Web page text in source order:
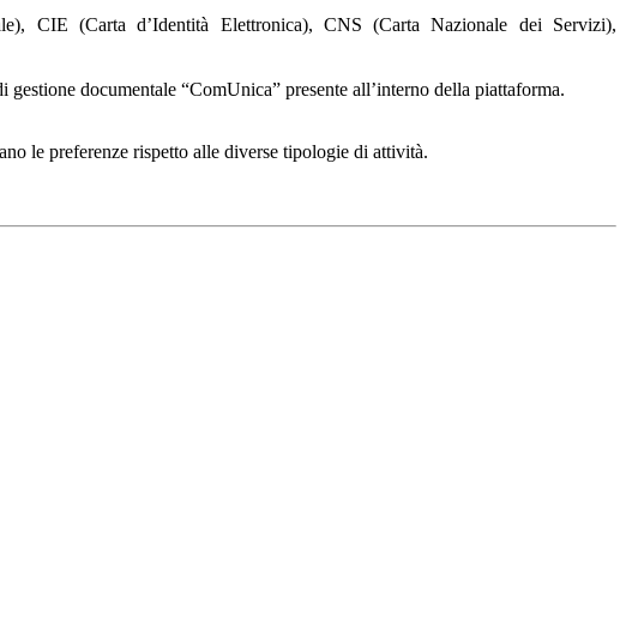
CIE (Carta d’Identità Elettronica), CNS (Carta Nazionale dei Servizi),
documentale “ComUnica” presente all’interno della piattaforma.
le preferenze rispetto alle diverse tipologie di attività.